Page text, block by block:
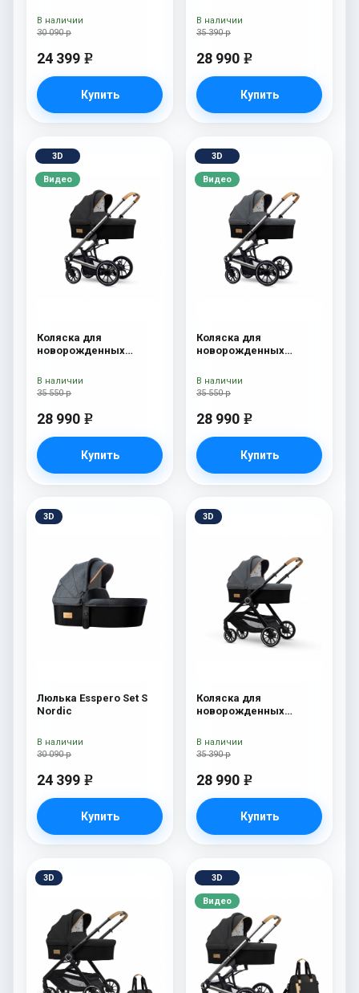
30 090 р
24 399 e
Купить
В наличии
35 390 р
28 990 e
Купить
В наличии
3D
Видео
Коляска для
новорожденных
35 550 р
28 990 e
Купить
В наличии
3D
Видео
Коляска для
новорожденных
35 550 р
28 990 e
Купить
В наличии
3D
Люлька Esspero Set S
Nordic
30 090 р
24 399 e
Купить
В наличии
3D
Коляска для
новорожденных
35 390 р
28 990 e
Купить
В наличии
3D 3D
Видео